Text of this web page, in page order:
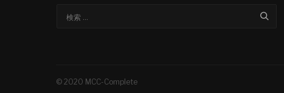
© 2020 MCC-Complete